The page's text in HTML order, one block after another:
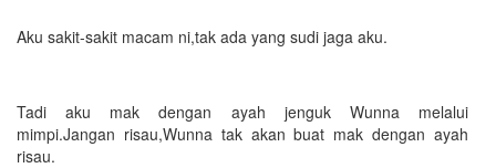
Aku sakit-sakit macam ni,tak ada yang sudi jaga aku.
Tadi aku mak dengan ayah jenguk Wunna melalui
mimpi.Jangan risau,Wunna tak akan buat mak dengan ayah
risau.